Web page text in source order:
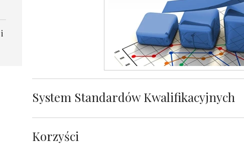
System Standardów Kwalifikacyjnych
Korzyści